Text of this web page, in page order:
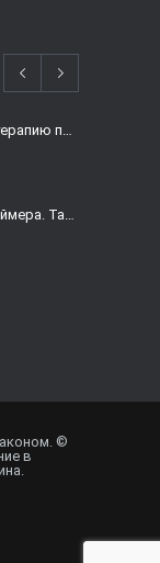
Когда есть смысл проводить химиотерапию при раке толстой кишки?
Виагра снижает риск болезни Альцгеймера. Так ли это?
©
в